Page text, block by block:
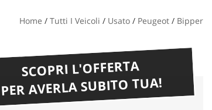
Home / Tutti I Veicoli / Usato / Peugeot / Bipper
SCOPRI L'OFFERTA
PER AVERLA SUBITO TUA!